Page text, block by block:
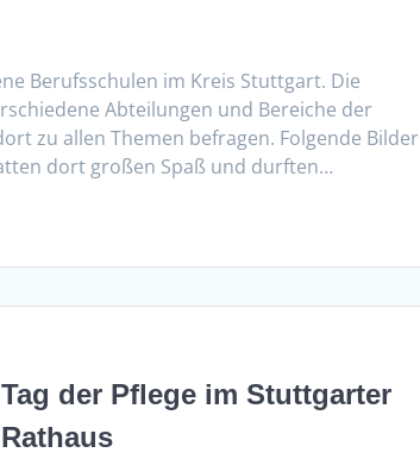
Berufsschulen im Kreis Stuttgart. Die
Abteilungen und Bereiche der
zu allen Themen befragen. Folgende Bilder
dort großen Spaß und durften…
Tag der Pflege im Stuttgarter
Rathaus